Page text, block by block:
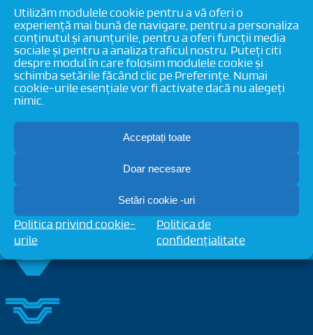
Utilizăm modulele cookie pentru a vă oferi o
experiență mai bună de navigare, pentru a personaliza
conținutul și anunțurile, pentru a oferi funcții media
sociale și pentru a analiza traficul nostru. Puteți citi
despre modul în care folosim modulele cookie și
schimba setările făcând clic pe Preferințe. Numai
cookie-urile esențiale vor fi activate dacă nu alegeți
nimic.
Acceptați toate
Doar necesare
Setări cookie -uri
Politica privind cookie-
urile
Politica de
confidențialitate
Despre autor:admin